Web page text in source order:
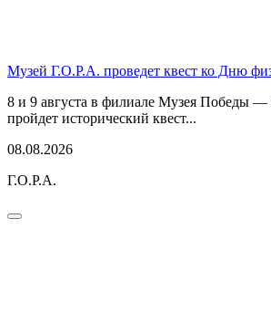
Музей Г.О.Р.А. проведет квест ко Дню
8 и 9 августа в филиале Музея Победы
пройдет исторический квест...
08.08.2026
Г.О.Р.А.